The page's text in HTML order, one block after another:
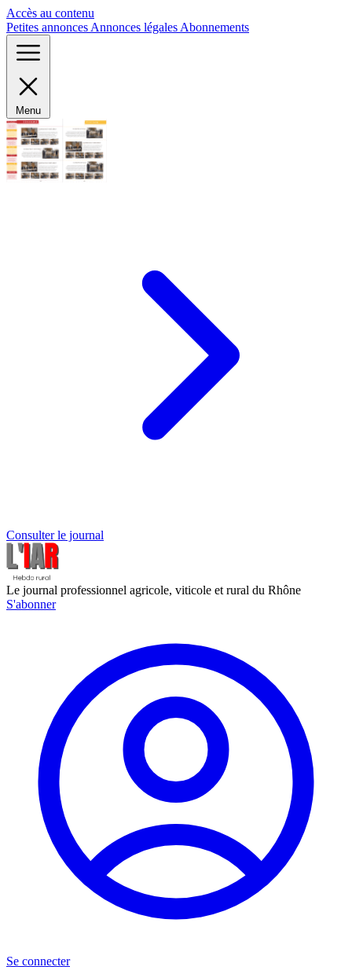
Accès au contenu
Petites annonces Annonces légales Abonnements
Menu
Consulter le journal
Le journal professionnel agricole, viticole et rural du Rhône
S'abonner
Se connecter
Panneau de gestion des cookies